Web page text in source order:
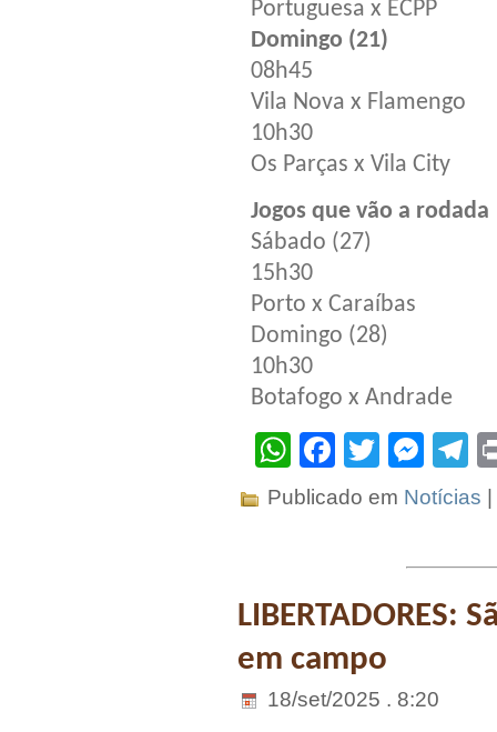
Portuguesa x ECPP
Domingo (21)
08h45
Vila Nova x Flamengo
10h30
Os Parças x Vila City
Jogos que vão a rodada
Sábado (27)
15h30
Porto x Caraíbas
Domingo (28)
10h30
Botafogo x Andrade
WhatsApp
Facebook
Twitter
Publicado em Notícias |
LIBERTADORES:
em campo
18/set/2025 . 8:20